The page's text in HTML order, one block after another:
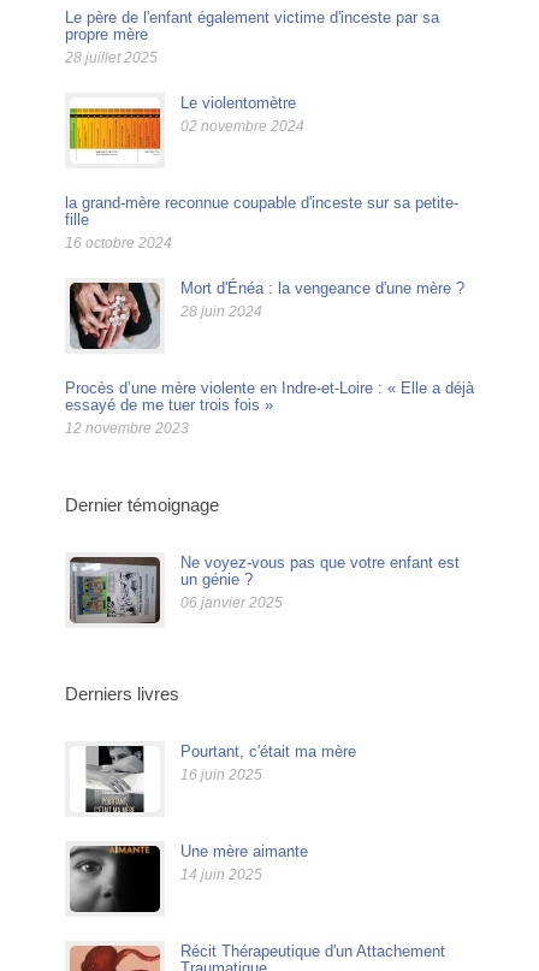
Le père de l'enfant également victime d'inceste par sa
propre mère
28 juillet 2025
Le violentomètre
02 novembre 2024
la grand-mère reconnue coupable d'inceste sur sa petite-
fille
16 octobre 2024
Mort d'Énéa : la vengeance d'une mère ?
28 juin 2024
Procès d’une mère violente en Indre-et-Loire : « Elle a déjà
essayé de me tuer trois fois »
12 novembre 2023
Dernier témoignage
Ne voyez-vous pas que votre enfant est
un génie ?
06 janvier 2025
Derniers livres
Pourtant, c'était ma mère
16 juin 2025
Une mère aimante
14 juin 2025
Récit Thérapeutique d'un Attachement